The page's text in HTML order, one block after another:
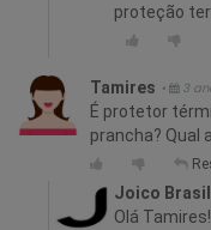
proteção
Tamires • 3
É protetor
prancha? Qual
Joico Brasil
Olá Tamires!